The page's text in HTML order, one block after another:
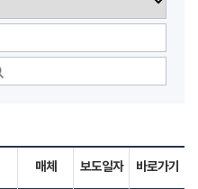
매체 보도일자 바로가기